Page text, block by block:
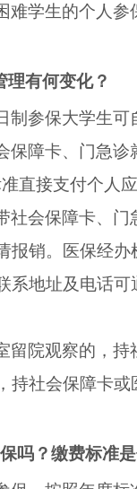
难学生的个人
理有何变化？
制参保大学生可
保障卡、门急
直接支付个人
社会保障卡、
报销。医保经
系地址及电话可
留院观察的，
持社会保障卡
吗？缴费标准